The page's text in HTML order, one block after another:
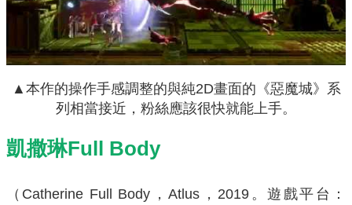
▲本作的操作手感調整的與純2D畫面的《惡魔城》系
列相當接近，粉絲應該很快就能上手。
凱撒琳Full Body
（Catherine Full Body，Atlus，2019。遊戲平台：